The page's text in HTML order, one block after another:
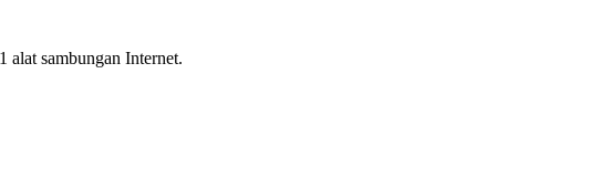
alat sambungan Internet.